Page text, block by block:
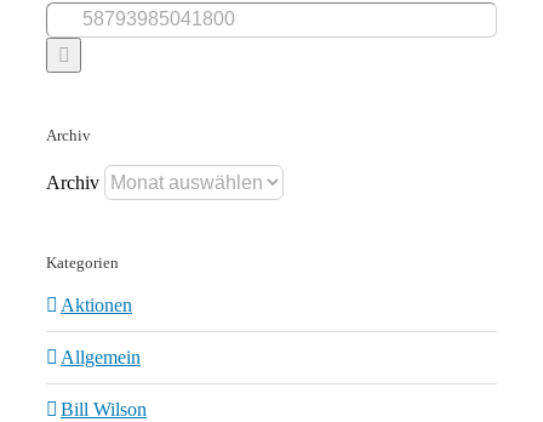
Archiv
Archiv
Kategorien
Aktionen
Allgemein
Bill Wilson